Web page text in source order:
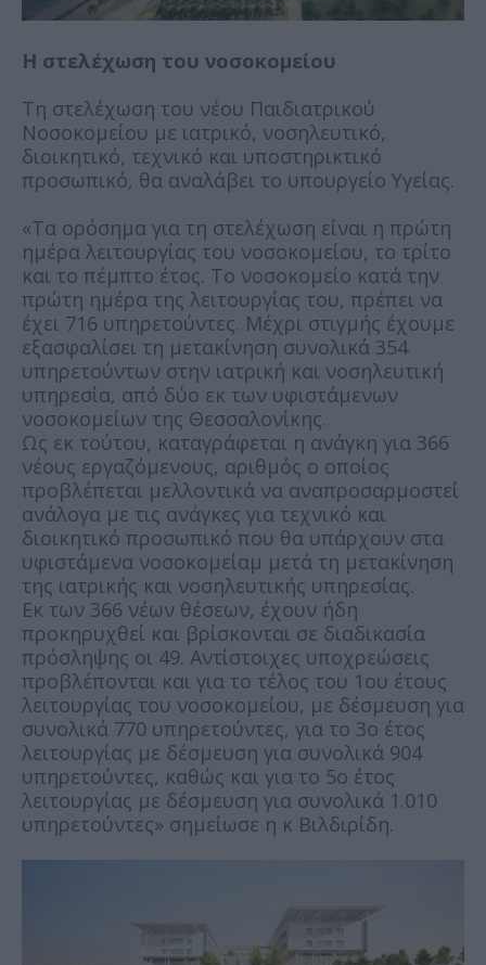
Η στελέχωση του νοσοκομείου
Τη στελέχωση του νέου Παιδιατρικού
Νοσοκομείου με ιατρικό, νοσηλευτικό,
διοικητικό, τεχνικό και υποστηρικτικό
προσωπικό, θα αναλάβει το υπουργείο Υγείας.
«Τα ορόσημα για τη στελέχωση είναι η πρώτη
ημέρα λειτουργίας του νοσοκομείου, το τρίτο
και το πέμπτο έτος. Το νοσοκομείο κατά την
πρώτη ημέρα της λειτουργίας του, πρέπει να
έχει 716 υπηρετούντες. Μέχρι στιγμής έχουμε
εξασφαλίσει τη μετακίνηση συνολικά 354
υπηρετούντων στην ιατρική και νοσηλευτική
υπηρεσία, από δύο εκ των υφιστάμενων
νοσοκομείων της Θεσσαλονίκης.
Ως εκ τούτου, καταγράφεται η ανάγκη για 366
νέους εργαζόμενους, αριθμός ο οποίος
προβλέπεται μελλοντικά να αναπροσαρμοστεί
ανάλογα με τις ανάγκες για τεχνικό και
διοικητικό προσωπικό που θα υπάρχουν στα
υφιστάμενα νοσοκομείαμ μετά τη μετακίνηση
της ιατρικής και νοσηλευτικής υπηρεσίας.
Εκ των 366 νέων θέσεων, έχουν ήδη
προκηρυχθεί και βρίσκονται σε διαδικασία
πρόσληψης οι 49. Αντίστοιχες υποχρεώσεις
προβλέπονται και για το τέλος του 1ου έτους
λειτουργίας του νοσοκομείου, με δέσμευση για
συνολικά 770 υπηρετούντες, για το 3ο έτος
λειτουργίας με δέσμευση για συνολικά 904
υπηρετούντες, καθώς και για το 5ο έτος
λειτουργίας με δέσμευση για συνολικά 1.010
υπηρετούντες» σημείωσε η κ Βιλδιρίδη.